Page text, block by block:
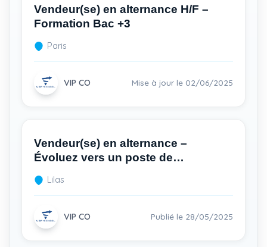
Vendeur(se) en alternance H/F –
Formation Bac +3
Paris
VIP CO Mise à jour le 02/06/2025
Vendeur(se) en alternance –
Évoluez vers un poste de
professionnelle
Lilas
VIP CO Publié le 28/05/2025